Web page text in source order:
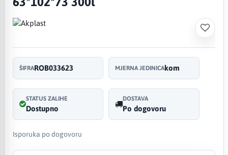
ŠIFRAROB033623 MJERNA JEDINICAkom
STATUS ZALIHE
Dostupno
DOSTAVA
Po dogovoru
Isporuka po dogovoru